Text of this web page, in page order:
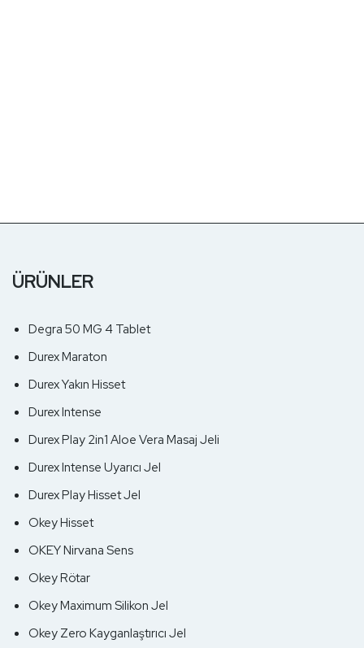
ÜRÜNLER
Degra 50 MG 4 Tablet
Durex Maraton
Durex Yakın Hisset
Durex Intense
Durex Play 2in1 Aloe Vera Masaj Jeli
Durex Intense Uyarıcı Jel
Durex Play Hisset Jel
Okey Hisset
OKEY Nirvana Sens
Okey Rötar
Okey Maximum Silikon Jel
Okey Zero Kayganlaştırıcı Jel